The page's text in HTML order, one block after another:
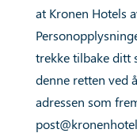
at Kronen Hotels
trekke tilbake ditt
denne retten ved
adressen som